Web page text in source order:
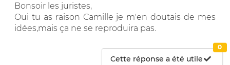
Bonsoir les juristes,
Oui tu as raison Camille je m'en doutais de mes
idées,mais ça ne se reproduira pas.
Cette réponse a été utile
0